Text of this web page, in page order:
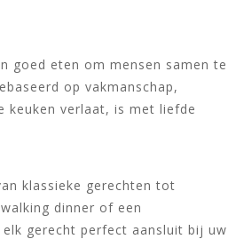
goed eten om mensen samen te
op vakmanschap,
keuken verlaat, is met liefde
klassieke gerechten tot
dinner of een
gerecht perfect aansluit bij uw